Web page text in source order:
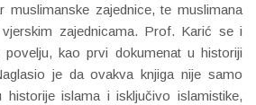
muslimanske zajednice, te muslimana
zajednicama. Prof. Karić se i
kao prvi dokumenat u historiji
je da ovakva knjiga nije samo
historije islama i isključivo islamistike,